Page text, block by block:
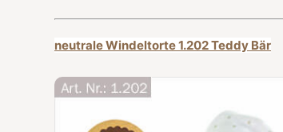
neutrale Windeltorte 1.202 Teddy Bär